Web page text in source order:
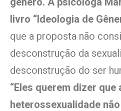
livro “Ideologia de
que a proposta não
desconstrução da
desconstrução do ser
“Eles querem dizer que
heterossexualidade